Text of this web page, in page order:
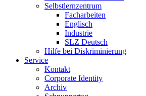
Selbstlernzentrum
Facharbeiten
Englisch
Industrie
SLZ Deutsch
Hilfe bei Diskriminierung
Service
Kontakt
Corporate Identity
Archiv